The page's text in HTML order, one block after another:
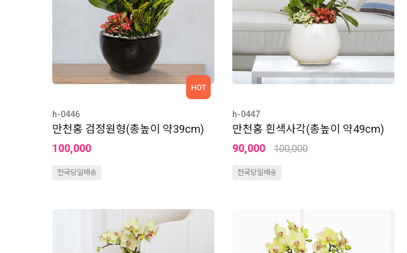
HOT
h-0446
만천홍 검정원형(총높이 약39cm)
100,000
전국당일배송
h-0447
만천홍 흰색사각(총높이 약49cm)
90,000
100,000
전국당일배송